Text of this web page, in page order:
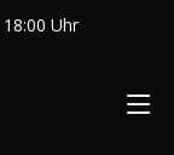
Uhr